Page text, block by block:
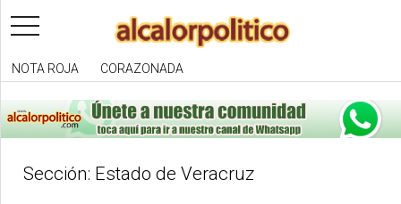
toggle
navigation
NOTA ROJA CORAZONADA
Sección: Estado de Veracruz